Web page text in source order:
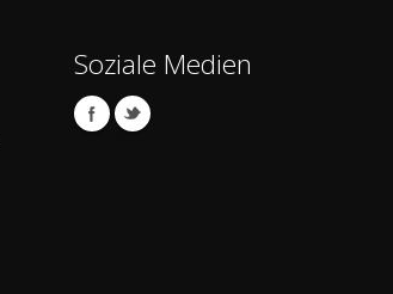
Soziale Medien